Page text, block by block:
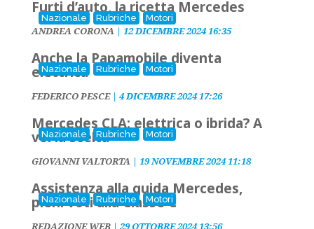
Nazionale Rubriche Motori
Furti d’auto, la ricetta Mercedes
ANDREA CORONA| 12 DICEMBRE 2024 16:35
Nazionale Rubriche Motori
Anche la Papamobile diventa
elettrica
FEDERICO PESCE| 4 DICEMBRE 2024 17:26
Nazionale Rubriche Motori
Mercedes CLA: elettrica o ibrida? A
voi la scelta
GIOVANNI VALTORTA| 19 NOVEMBRE 2024 11:18
Nazionale Rubriche Motori
Assistenza alla guida Mercedes,
pieni voti alla Classe C
REDAZIONE WEB| 29 OTTOBRE 2024 13:56